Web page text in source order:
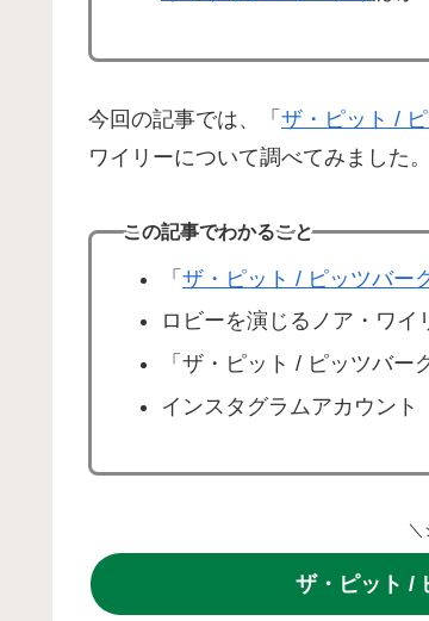
今回の記事では、「 ザ・ピット /
ワイリーについて調べてみました。
この記事でわかること
「 ザ・ピット / ピッツバー
ロビーを演じるノア・ワイ
「ザ・ピット / ピッツバ
インスタグラムアカウント
ザ・ピット /